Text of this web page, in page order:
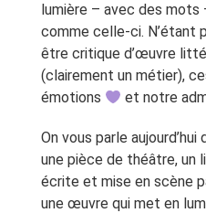
lumière – avec des
comme celle-ci. N’étant
être critique d’œuvre
(clairement un métier),
émotions
et notre
On vous parle
une pièce de théâtre, un
écrite et mise en scène
une œuvre qui met en